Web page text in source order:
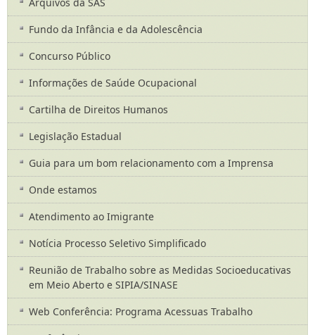
Fundo da Infância e da Adolescência
Concurso Público
Informações de Saúde Ocupacional
Cartilha de Direitos Humanos
Legislação Estadual
Guia para um bom relacionamento com a Imprensa
Onde estamos
Atendimento ao Imigrante
Notícia Processo Seletivo Simplificado
Reunião de Trabalho sobre as Medidas Socioeducativas
em Meio Aberto e SIPIA/SINASE
Web Conferência: Programa Acessuas Trabalho